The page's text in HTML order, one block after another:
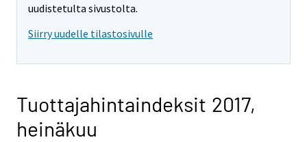
uudistetulta sivustolta.
Siirry uudelle tilastosivulle
Tuottajahintaindeksit 2017,
heinäkuu